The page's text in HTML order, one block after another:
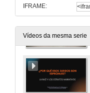
IFRAME:
Vídeos da mesma serie